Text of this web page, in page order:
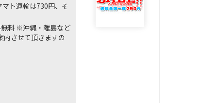
ト運輸は730円、そ
料 ※沖縄・離島など
内させて頂きますの